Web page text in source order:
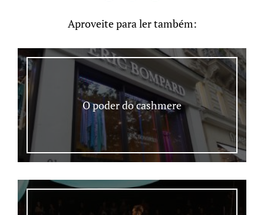
Aproveite para ler também:
O poder do cashmere